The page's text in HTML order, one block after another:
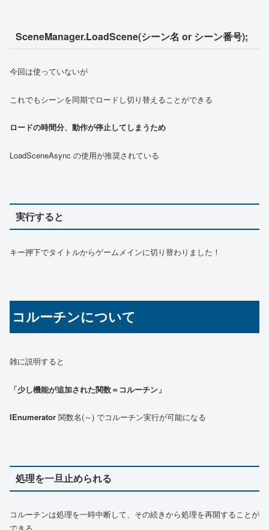
SceneManager.LoadScene(シーン名 or シーン番号);
今回は使っていないが
これでもシーンを同期でロードし切り替えることができる
ロードの時間分、動作が停止してしまうため
LoadSceneAsync の使用が推奨されている
実行すると
キー押下でタイトルからゲームメインに切り替わりました！
コルーチンについて
雑に説明すると
「少し機能が追加された関数＝コルーチン」
IEnumerator 関数名(～) でコルーチン実行が可能になる
処理を一旦止められる
コルーチンは処理を一時中断して、その続きから処理を再開することが